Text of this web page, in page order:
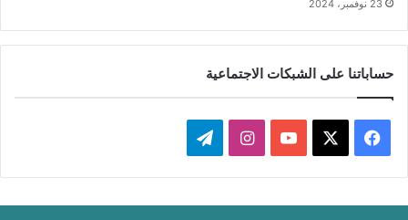
23 نوفمبر، 2024
حساباتنا على الشبكات الاجتماعية
ي
س
X
Y
o
ن
س
ي
ل